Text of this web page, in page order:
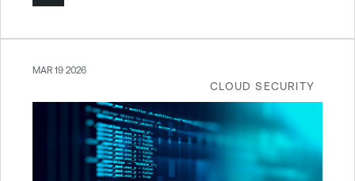
CLOUD SECURITY
MAR 19 2026